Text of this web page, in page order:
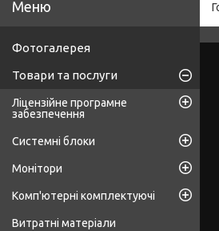
Фотогалерея
Товари та послуги
Ліцензійне програмне
забезпечення
Системні блоки
Монітори
Комп'ютерні комплектуючі
Витратні матеріали